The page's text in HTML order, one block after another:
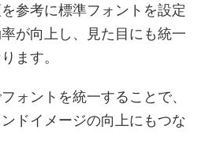
参考に標準フォントを設定
が向上し、見た目にも統一
ます。
ォントを統一することで、
ドイメージの向上にもつな